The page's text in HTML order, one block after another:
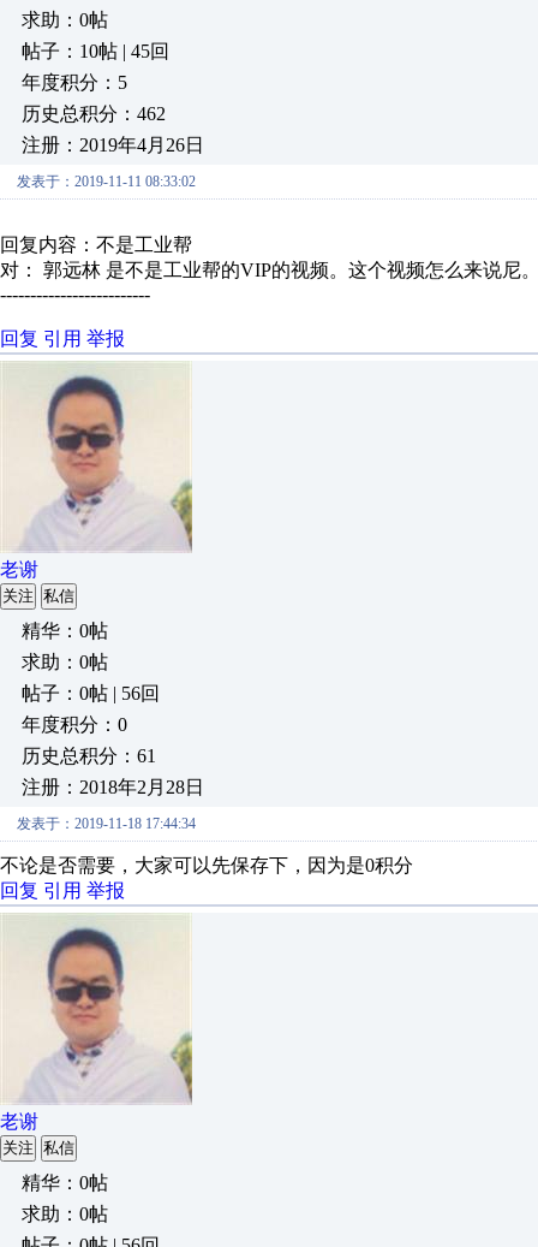
求助：0帖
帖子：10帖 | 45回
年度积分：5
历史总积分：462
注册：2019年4月26日
发表于：2019-11-11 08:33:02
回复内容：不是工业帮
对： 郭远林 是不是工业帮的VIP的视频。这个视频怎么来说尼
-------------------------
回复 引用 举报
老谢
关注 私信
精华：0帖
求助：0帖
帖子：0帖 | 56回
年度积分：0
历史总积分：61
注册：2018年2月28日
发表于：2019-11-18 17:44:34
不论是否需要，大家可以先保存下，因为是0积分
回复 引用 举报
老谢
关注 私信
精华：0帖
求助：0帖